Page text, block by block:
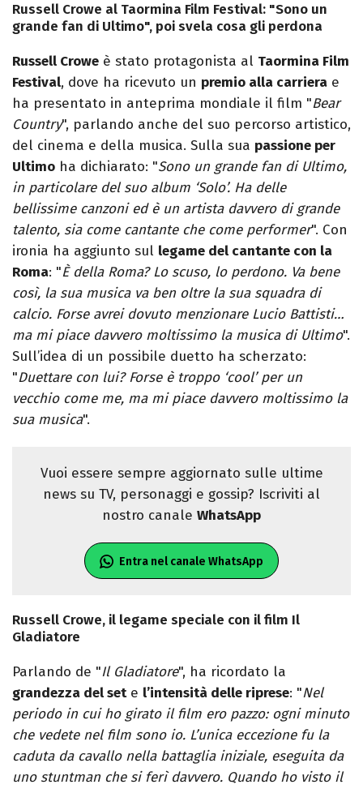
Russell Crowe al Taormina Film Festival: "Sono un
grande fan di Ultimo", poi svela cosa gli perdona
Russell Crowe è stato protagonista al Taormina Film
Festival, dove ha ricevuto un premio alla carriera e
ha presentato in anteprima mondiale il film "Bear
Country", parlando anche del suo percorso artistico,
del cinema e della musica. Sulla sua passione per
Ultimo ha dichiarato: "Sono un grande fan di Ultimo,
in particolare del suo album ‘Solo’. Ha delle
bellissime canzoni ed è un artista davvero di grande
talento, sia come cantante che come performer". Con
ironia ha aggiunto sul legame del cantante con la
Roma: "È della Roma? Lo scuso, lo perdono. Va bene
così, la sua musica va ben oltre la sua squadra di
calcio. Forse avrei dovuto menzionare Lucio Battisti…
ma mi piace davvero moltissimo la musica di Ultimo".
Sull’idea di un possibile duetto ha scherzato:
"Duettare con lui? Forse è troppo ‘cool’ per un
vecchio come me, ma mi piace davvero moltissimo la
sua musica".
Vuoi essere sempre aggiornato sulle ultime
news su TV, personaggi e gossip? Iscriviti al
nostro canale WhatsApp
Entra nel canale WhatsApp
Russell Crowe, il legame speciale con il film Il
Gladiatore
Parlando de "Il Gladiatore", ha ricordato la
grandezza del sete l’intensità delle riprese: "Nel
periodo in cui ho girato il film ero pazzo: ogni minuto
che vedete nel film sono io. L’unica eccezione fu la
caduta da cavallo nella battaglia iniziale, eseguita da
uno stuntman che si ferì davvero. Quando ho visto il